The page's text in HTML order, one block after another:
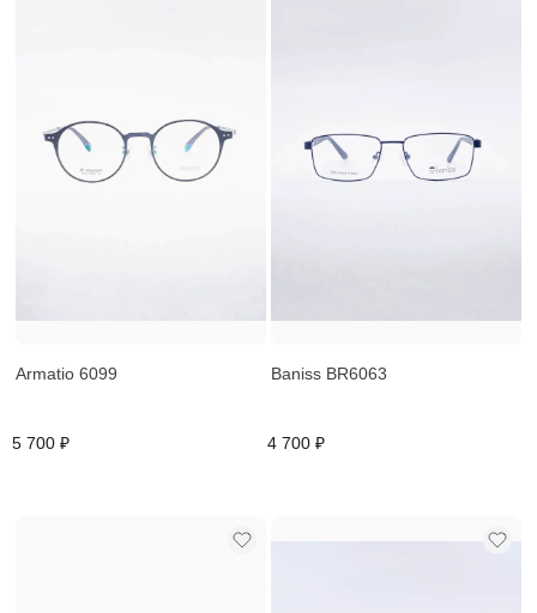
Armatio 6099
5 700 ₽
Baniss BR6063
4 700 ₽